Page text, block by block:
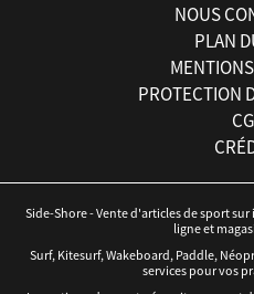
NOUS
PLAN
PROTECTION
Side-Shore - Vente d'articles de sport
ligne et
Surf, Kitesurf, Wakeboard, Paddle,
services pour vos